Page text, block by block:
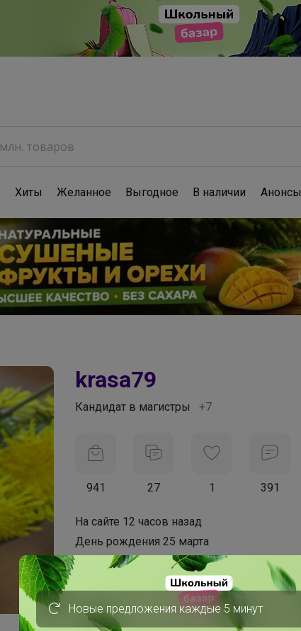
Хиты Желанное Выгодное В наличии Анонсы
krasa79
Кандидат в магистры +7
941 27 1 391
На сайте 12 часов назад
День рождения 25 марта
Красноярск
В клубе с 9 ноября 2014 г.
Новые предложения каждые 5 минут